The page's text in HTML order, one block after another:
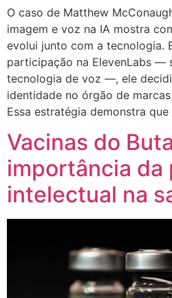
O caso de Matthew
imagem e voz na IA mostra
evolui junto com a tecnologia.
participação na ElevenLabs —
tecnologia de voz —, ele
identidade no órgão de
Essa estratégia demonstra
Vacinas do
importância da
intelectual na